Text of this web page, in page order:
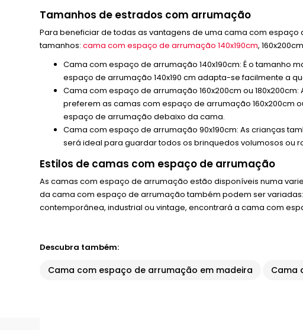
Tamanhos de estrados com arrumação
Para beneficiar de todas as vantagens de uma cama com
tamanhos:cama com espaço de arrumação 140x190cm,
Cama com espaço de arrumação 140x190cm: É o tamanho
espaço de arrumação 140x190 cm adapta-se facilmente a
Cama com espaço de arrumação 160x200cm ou
preferem as camas com espaço de arrumação 160x200cm
espaço de arrumação debaixo da cama.
Cama com espaço de arrumação 90x190cm: As crianças
será ideal para guardar todos os brinquedos volumosos ou
Estilos de camas com espaço de arrumação
As camas com espaço de arrumação estão disponíveis numa
da cama com espaço de arrumação também podem ser
contemporânea, industrial ou vintage, encontrará a cama com
Descubra também:
Cama com espaço de arrumação em madeira Cama